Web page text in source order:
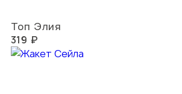
Топ Элия
319 ₽